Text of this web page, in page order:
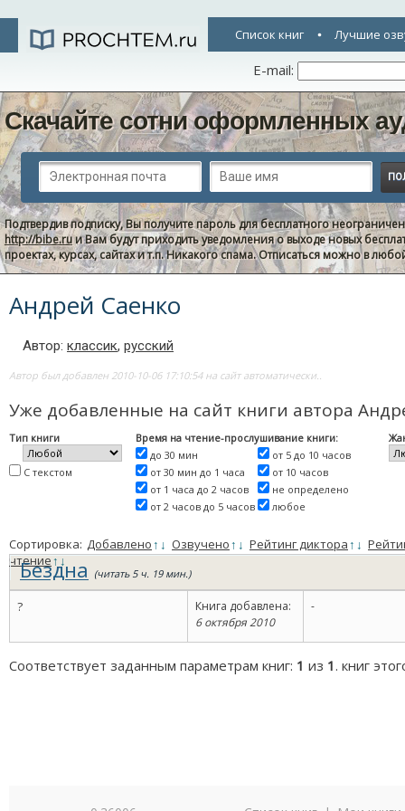
Список книг Лучшие
E-mail:
Скачайте сотни оформленных
Подтвердив подписку, Вы получите пароль для бесплатного
http://bibe.ruи Вам будут приходить уведомления о выходе новых
проектах, курсах, сайтах и т.п. Никакого спама. Отписаться можно в
Андрей Саенко
Автор: классик, русский
Автор был добавлен 2010-10-06 17:10:54 на сайт автоматически..
Уже добавленные на сайт книги автора
Тип книги
С текстом
Время на чтение-прослушивание книги:
до 30 мин
от 30 мин до 1 часа
от 1 часа до 2 часов
от 2 часов до 5 часов
от 5 до 10 часов
от 10 часов
не определено
любое
Сортировка: Добавлено↑ ↓ Озвучено↑ ↓ Рейтинг диктора↑ ↓
чтение↑↓
Бездна (читать 5 ч. 19 мин.)
?
Книга добавлена:
6 октября 2010
-
Соответствует заданным параметрам книг: 1 из 1. книг